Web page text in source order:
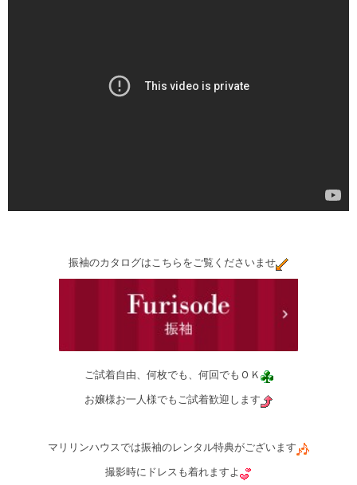
振袖のカタログはこちらをご覧くださいませ
ご試着自由、何枚でも、何回でもＯＫ
お嬢様お一人様でもご試着歓迎します
マリリンハウスでは振袖のレンタル特典がございます
撮影時にドレスも着れますよ